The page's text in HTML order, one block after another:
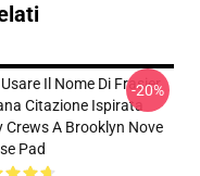
Il Nome Di Frasier
Citazione Ispirata
Crews A Brooklyn Nove
Pad
-20%